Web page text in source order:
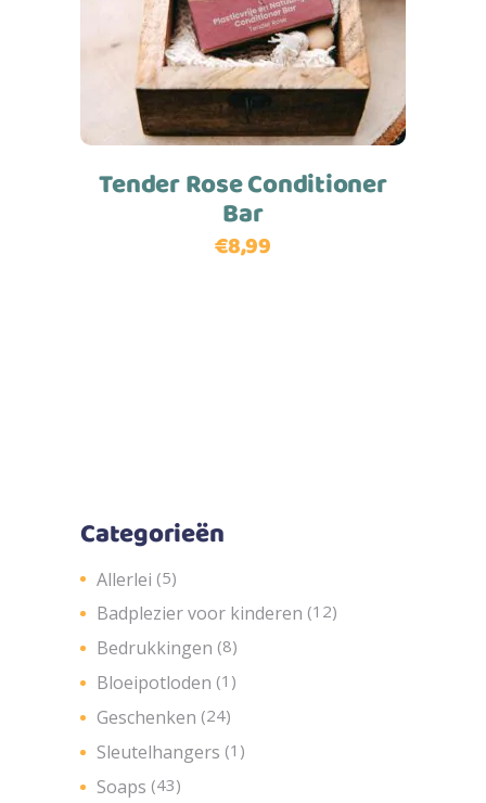
Tender Rose Conditioner
Bar
€8,99
Categorieën
Allerlei (5)
Badplezier voor kinderen (12)
Bedrukkingen (8)
Bloeipotloden (1)
Geschenken (24)
Sleutelhangers (1)
Soaps (43)